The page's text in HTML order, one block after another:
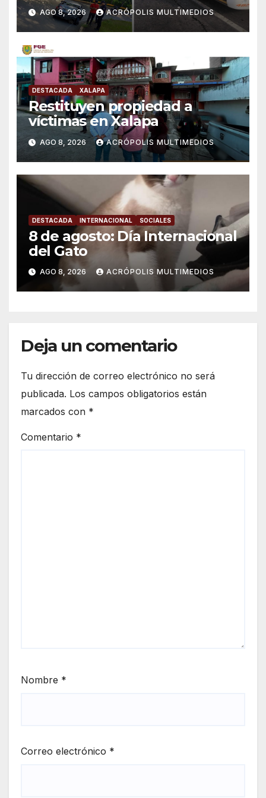
AGO 8, 2026 ACRÓPOLIS MULTIMEDIOS
DESTACADA XALAPA
Restituyen propiedad a
víctimas en Xalapa
AGO 8, 2026 ACRÓPOLIS MULTIMEDIOS
DESTACADA INTERNACIONAL SOCIALES
8 de agosto: Día Internacional
del Gato
AGO 8, 2026 ACRÓPOLIS MULTIMEDIOS
Deja un comentario
Tu dirección de correo electrónico no será
publicada. Los campos obligatorios están
marcados con *
Comentario *
Nombre *
Correo electrónico *